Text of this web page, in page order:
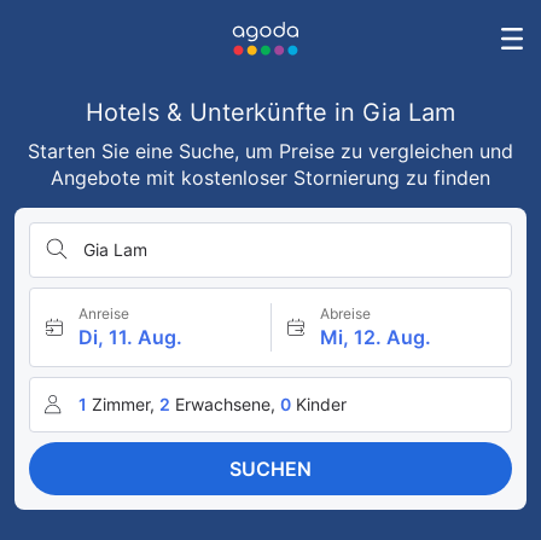
Hotels & Unterkünfte in Gia Lam
Starten Sie eine Suche, um Preise zu vergleichen und
Angebote mit kostenloser Stornierung zu finden
Gia Lam
Anreise
Di, 11. Aug.
Abreise
Mi, 12. Aug.
1 Zimmer, 2 Erwachsene, 0 Kinder
SUCHEN